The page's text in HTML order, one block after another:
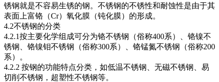
锈钢就是不容易生锈的钢。不锈钢的不锈性和耐蚀性是由于其
表面上富铬（Cr）氧化膜（钝化膜）的形成。
4.2不锈钢的分类
4.2.1按主要化学组成可分为铬不锈钢（俗称400系）、铬镍不
锈钢、铬镍钼不锈钢（俗称300系）、铬锰氮不锈钢（俗称200
系）。
4.2.2 按钢的功能特点分类，如低温不锈钢、无磁不锈钢、易
切削不锈钢，超塑性不锈钢等。